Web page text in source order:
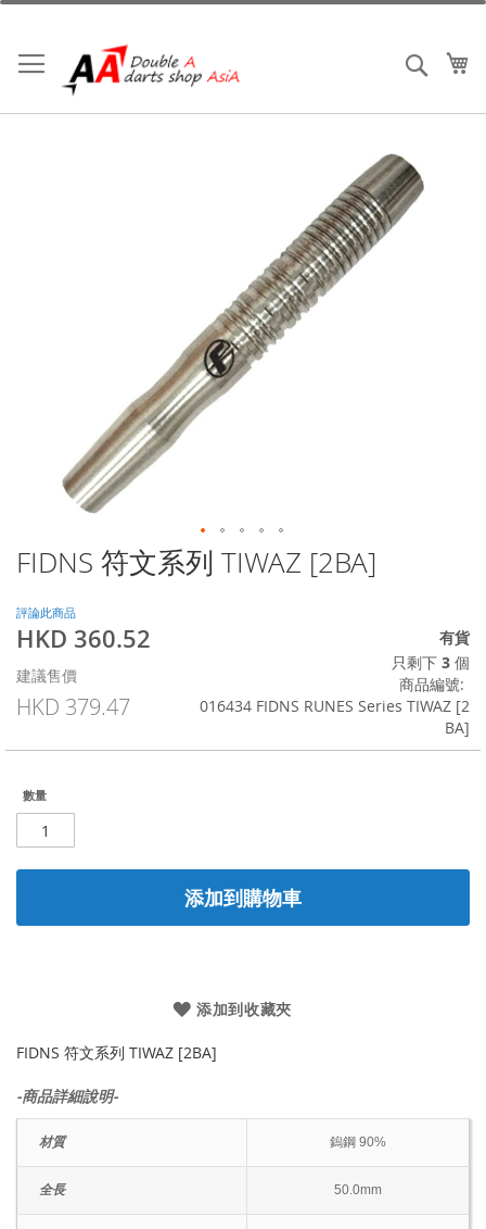
跳
內
容
搜索
FIDNS 符文系列 TIWAZ [2BA]
評論此商品
特
價
格
HKD 360.52
建議售價
HKD 379.47
有貨
只剩下 3 個
商品編號
016434 FIDNS RUNES Series TIWAZ [2
BA]
數量
添加到購物車
添加到收藏夾
FIDNS 符文系列 TIWAZ [2BA]
-商品詳細說明-
材質 鎢鋼 90%
全長 50.0mm
Skip
to
beginning
of
the
images
gallery